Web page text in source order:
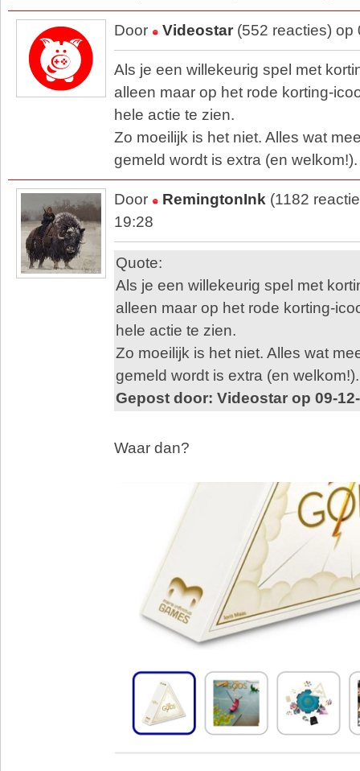
Door Videostar (552 reacties) op
Als je een willekeurig spel met
alleen maar op het rode korting-
hele actie te zien.
Zo moeilijk is het niet. Alles wat
gemeld wordt is extra (en welkom!).
Door RemingtonInk (1182
19:28
Quote:
Als je een willekeurig spel met
alleen maar op het rode korting-
hele actie te zien.
Zo moeilijk is het niet. Alles wat
gemeld wordt is extra (en welkom!).
Gepost door: Videostar op 09-
Waar dan?